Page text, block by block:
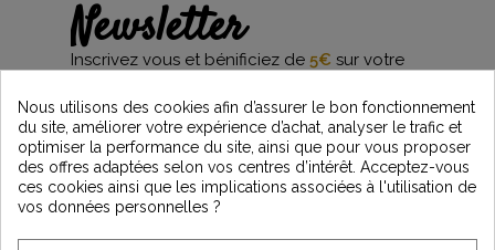
Newsletter
Inscrivez vous et bénificiez de 5€ sur votre
et restez informés des dernières nouveautés
Vintage Motors
*Dès 99€ d'achat. En vous abonnant à notre newsletter, vous reconnaissez avoir pris
l'acceptez.
Nous utilisons des cookies afin d’assurer le bon fonctionnement
du site, améliorer votre expérience d’achat, analyser le trafic et
optimiser la performance du site, ainsi que pour vous proposer
des offres adaptées selon vos centres d’intérêt. Acceptez-vous
ces cookies ainsi que les implications associées à l'utilisation de
vos données personnelles ?